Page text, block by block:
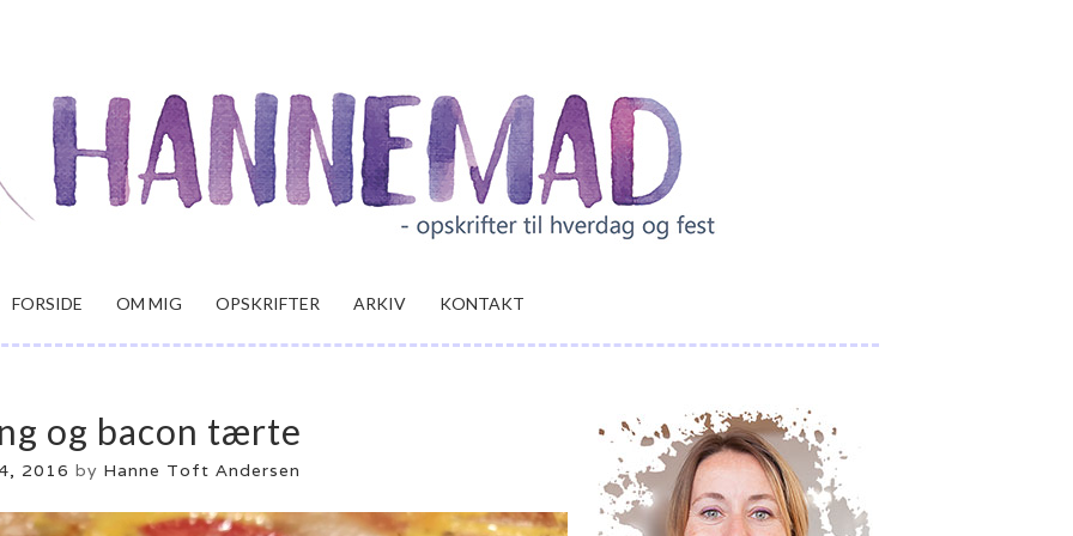
FORSIDE OM MIG OPSKRIFTER ARKIV KONTAKT
og bacon tærte
2016 by Hanne Toft Andersen